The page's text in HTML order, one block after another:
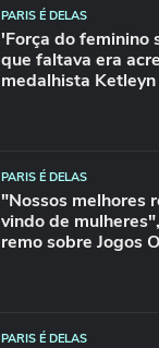
PARIS É DELAS
'Força do feminino
que faltava era
medalhista
PARIS É DELAS
"Nossos melhores
vindo de
remo sobre Jogos
PARIS É DELAS